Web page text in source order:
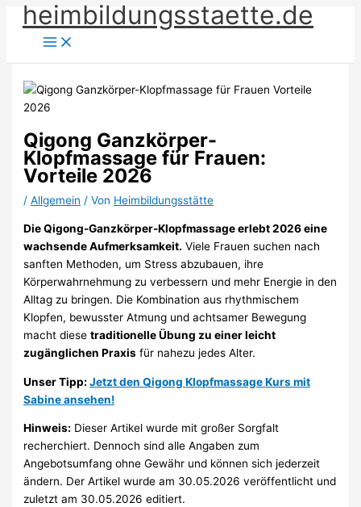
Zum
Inhalt
springen
heimbildungsstaette.de
Qigong Ganzkörper-
Klopfmassage für Frauen:
Vorteile 2026
/Allgemein / Von Heimbildungsstätte
Die Qigong-Ganzkörper-Klopfmassage erlebt 2026 eine
wachsende Aufmerksamkeit. Viele Frauen suchen nach
sanften Methoden, um Stress abzubauen, ihre
Körperwahrnehmung zu verbessern und mehr Energie in den
Alltag zu bringen. Die Kombination aus rhythmischem
Klopfen, bewusster Atmung und achtsamer Bewegung
macht diesetraditionelle Übung zu einer leicht
zugänglichen Praxis für nahezu jedes Alter.
Unser Tipp:Jetzt den Qigong Klopfmassage Kurs mit
Sabine ansehen!
Hinweis: Dieser Artikel wurde mit großer Sorgfalt
recherchiert. Dennoch sind alle Angaben zum
Angebotsumfang ohne Gewähr und können sich jederzeit
ändern. Der Artikel wurde am 30.05.2026 veröffentlicht und
zuletzt am 30.05.2026 editiert.